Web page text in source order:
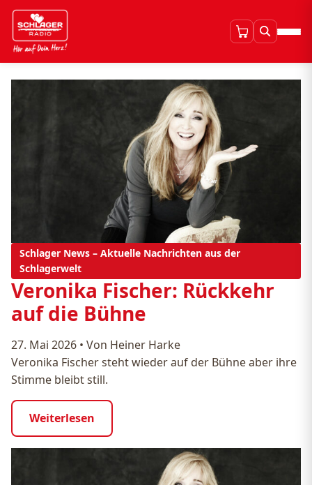
Schlager News – Aktuelle Nachrichten aus der
Schlagerwelt
Veronika Fischer: Rückkehr
auf die Bühne
27. Mai 2026 • Von Heiner Harke
Veronika Fischer steht wieder auf der Bühne aber ihre
Stimme bleibt still.
Weiterlesen